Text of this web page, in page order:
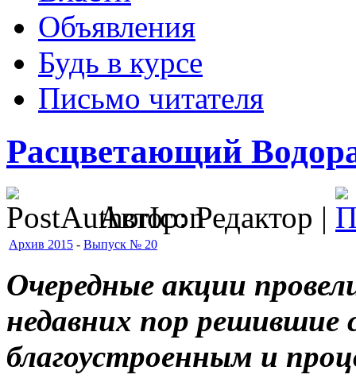
Объявления
Будь в курсе
Письмо читателя
Расцветающий
Автор: Редактор |
Архив 2015 - Выпуск № 20
Очередные акции
недавних пор решившие
благоустроенным и